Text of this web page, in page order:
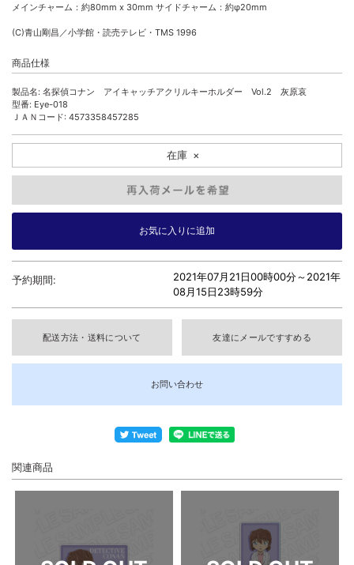
メインチャーム：約80mm x 30mm サイドチャーム：約φ20mm
(C)青山剛昌／小学館・読売テレビ・TMS 1996
商品仕様
製品名: 名探偵コナン アイキャッチアクリルキーホルダー Vol.2 灰原哀
型番: Eye-018
ＪＡＮコード: 4573358457285
在庫 ×
予約期間: 2021年07月21日00時00分～2021年
08月15日23時59分
配送方法・送料について 友達にメールですすめる
お問い合わせ
関連商品